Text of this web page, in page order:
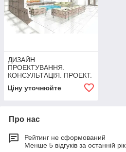
ДИЗАЙН
ПРОЕКТУВАННЯ.
КОНСУЛЬТАЦІЯ. ПРОЕКТ.
РОБІТ.
Ціну уточнюйте
Про нас
Рейтинг не сформований
Менше 5 відгуків за останній рік